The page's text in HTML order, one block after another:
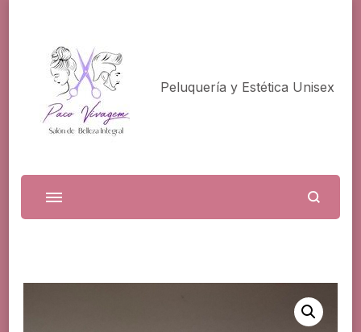
Peluquería y Estética Unisex